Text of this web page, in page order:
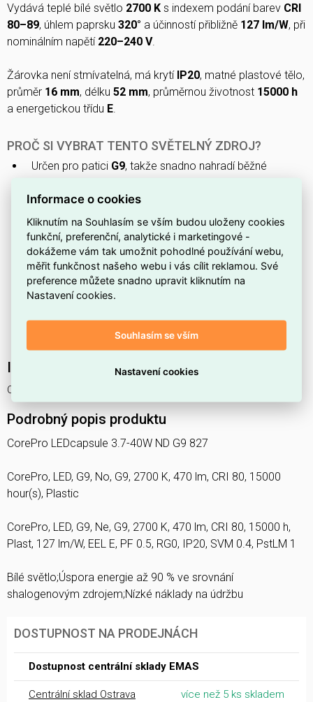
Vydává teplé bílé světlo 2700 K s indexem podání barev CRI
80–89, úhlem paprsku 320° a účinností přibližně 127 lm/W, při
nominálním napětí 220–240 V.
Žárovka není stmívatelná, má krytí IP20, matné plastové tělo,
průměr 16 mm, délku 52 mm, průměrnou životnost 15000 h
a energetickou třídu E.
PROČ SI VYBRAT TENTO SVĚTELNÝ ZDROJ?
Určen pro patici G9, takže snadno nahradí běžné
Tento zdrojnepodporuje stmívání
postačí konstantní jas.
Pracuje při nominálním napětí 220–240 V, vhodné pro
standardní domácí instalace.
Má kompaktní tvarkapsle, což umožňuje použití i v
úzkých svítidlech.
Poskytujeteplé světlos teplotou2700 K(EN 12464-1:
), které vytváří příjemnou atmosféru.
Interní název produktu
CorePro LEDcapsule 3.7-40W ND G9 827
Podrobný popis produktu
CorePro LEDcapsule 3.7-40W ND G9 827
CorePro, LED, G9, No, G9, 2700 K, 470 lm, CRI 80, 15000
hour(s), Plastic
CorePro, LED, G9, Ne, G9, 2700 K, 470 lm, CRI 80, 15000 h,
Plast, 127 lm/W, EEL E, PF 0.5, RG0, IP20, SVM 0.4, PstLM 1
Bílé světlo;Úspora energie až 90 % ve srovnání
shalogenovým zdrojem;Nízké náklady na údržbu
DOSTUPNOST NA PRODEJNÁCH
Dostupnost centrální sklady EMAS
Centrální sklad Ostrava více než 5 ks skladem
Informace o cookies
Kliknutím na Souhlasím se vším budou uloženy cookies
funkční, preferenční, analytické i marketingové -
dokážeme vám tak umožnit pohodlné používání webu,
měřit funkčnost našeho webu i vás cílit reklamou. Své
preference můžete snadno upravit kliknutím na
Nastavení cookies.
Souhlasím se vším
Nastavení cookies